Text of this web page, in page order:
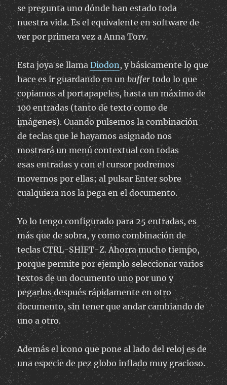
se pregunta uno dónde han estado toda
nuestra vida. Es el equivalente en software de
ver por primera vez a Anna Torv.
Esta joya se llamaDiodon, y básicamente lo que
hace es ir guardando en unbuffer todo lo que
copiamos al portapapeles, hasta un máximo de
100 entradas (tanto de texto como de
imágenes). Cuando pulsemos la combinación
de teclas que le hayamos asignado nos
mostrará un menú contextual con todas
esas entradas y con el cursor podremos
movernos por ellas; al pulsar Enter sobre
cualquiera nos la pega en el documento.
Yo lo tengo configurado para 25 entradas, es
más que de sobra, y como combinación de
teclas CTRL-SHIFT-Z. Ahorra mucho tiempo,
porque permite por ejemplo seleccionar varios
textos de un documento uno por uno y
pegarlos después rápidamente en otro
documento, sin tener que andar cambiando de
uno a otro.
Además el icono que pone al lado del reloj es de
una especie de pez globo inflado muy gracioso.